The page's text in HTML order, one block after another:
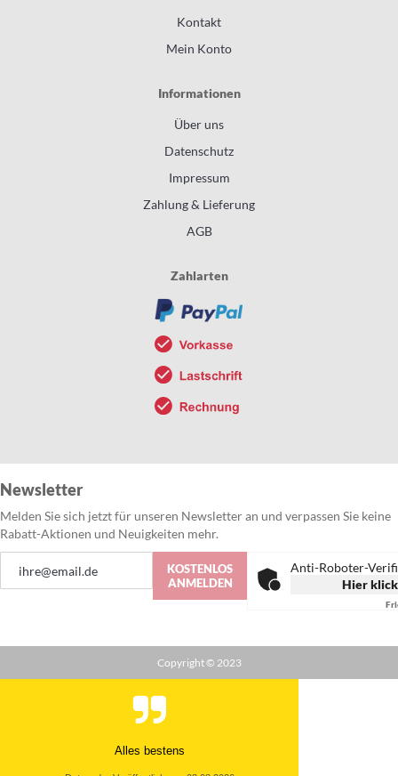
Kontakt
Mein Konto
Informationen
Über uns
Datenschutz
Impressum
Zahlung & Lieferung
AGB
Zahlarten
Newsletter
Melden Sie sich jetzt für unseren Newsletter an und verpassen Sie keine
Rabatt-Aktionen und Neuigkeiten mehr.
zum
KOSTENLOS
ANMELDEN
Anti-Roboter-
Hier
Copyright © 2023
Alles bestens